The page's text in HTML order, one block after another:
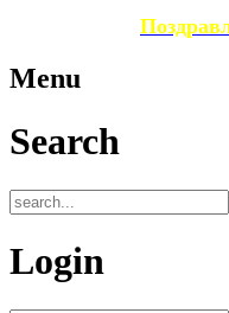
Menu
Search
Login